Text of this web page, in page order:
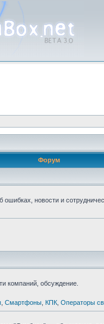
Форум
новости и
компаний, обсуждение.
Смартфоны КПК Операторы